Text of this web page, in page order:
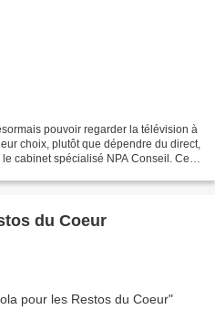
pouvoir regarder la télévision à
choix, plutôt que dépendre du direct,
cabinet spécialisé NPA Conseil. Ce
du Coeur